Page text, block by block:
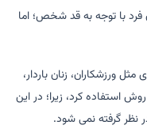
با توجه به قد شخص؛ اما
ورزشکاران، زنان باردار،
استفاده کرد، زیرا؛ در این
گرفته نمی شود.